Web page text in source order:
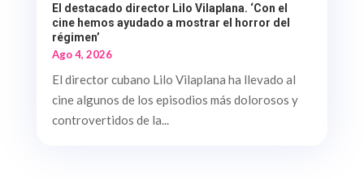
El destacado director Lilo Vilaplana. ‘Con el
cine hemos ayudado a mostrar el horror del
régimen’
Ago 4, 2026
El director cubano Lilo Vilaplana ha llevado al
cine algunos de los episodios más dolorosos y
controvertidos de la...